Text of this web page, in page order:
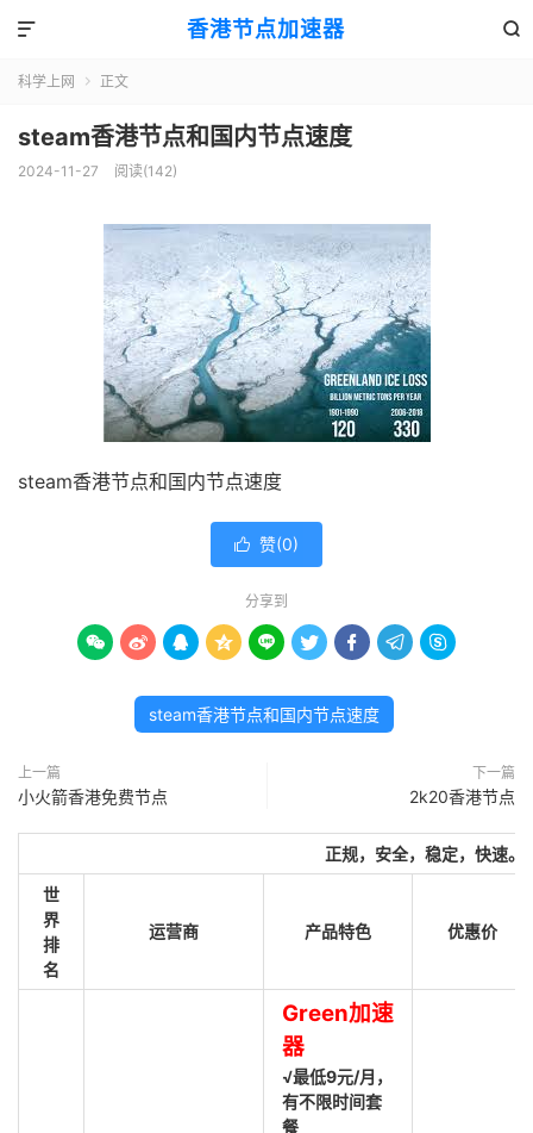
香港节点加速器 

科学上网  正文
steam香港节点和国内节点速度
2024-11-27 阅读(142)
steam香港节点和国内节点速度
 赞(0)
分享到
        
steam香港节点和国内节点速度
上一篇
小火箭香港免费节点
下一篇
2k20香港节点
正规，安全，稳定，快速。
世
界
排
名
运营商 产品特色 优惠价
Green加速
器
√最低9元/月，
有不限时间套
餐